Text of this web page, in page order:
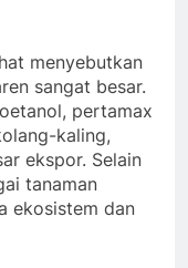
menyebutkan
sangat besar.
pertamax
kaling,
ekspor. Selain
tanaman
ekosistem dan